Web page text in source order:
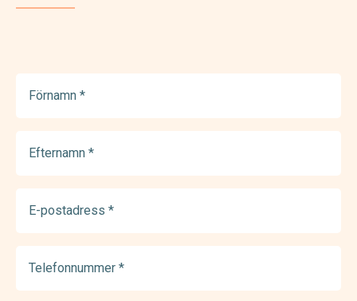
(Required)
(Required)
postadress
(Required)